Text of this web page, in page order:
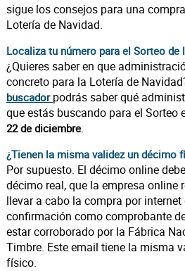
sigue los consejos para una
Lotería de Navidad.
Localiza tu número para el Sorteo de
¿Quieres saber en que
concreto para la Lotería de
buscador podrás saber qué
que estás buscando para el Sorteo
22 de diciembre.
¿Tienen la misma validez un décimo
Por supuesto. El décimo online
décimo real, que la empresa online
llevar a cabo la compra por
confirmación como comprobante
estar corroborado por la Fábrica
Timbre. Este email tiene la misma
físico.